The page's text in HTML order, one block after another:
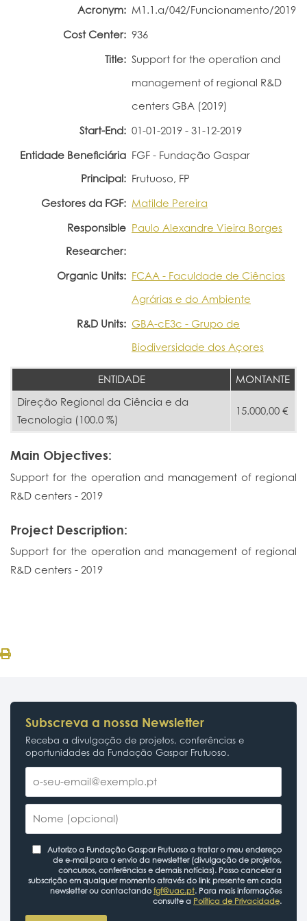
Acronym: M1.1.a/042/Funcionamento/2019
Cost Center: 936
Title: Support for the operation and
management of regional R&D
centers GBA (2019)
Start-End: 01-01-2019 - 31-12-2019
Entidade Beneficiária
Principal:
FGF - Fundação Gaspar
Frutuoso, FP
Gestores da FGF: Matilde Pereira
Responsible
Researcher:
Paulo Alexandre Vieira Borges
Organic Units: FCAA - Faculdade de Ciências
Agrárias e do Ambiente
R&D Units: GBA-cE3c - Grupo de
Biodiversidade dos Açores
ENTIDADE
MONTANTE
Direção Regional da Ciência e da
Tecnologia (100.0 %)
15.000,00 €
Main Objectives:
Support for the operation and management of regional
R&D centers - 2019
Project Description:
Support for the operation and management of regional
R&D centers - 2019
Subscreva a nossa Newsletter
Receba a divulgação de projetos, conferências e
oportunidades da Fundação Gaspar Frutuoso.
Autorizo a Fundação Gaspar Frutuoso a tratar o meu endereço
de e-mail para o envio da newsletter (divulgação de projetos,
concursos, conferências e demais notícias). Posso cancelar a
subscrição em qualquer momento através do link presente em cada
newsletter ou contactando fgf@uac.pt. Para mais informações
consulte a Política de Privacidade.